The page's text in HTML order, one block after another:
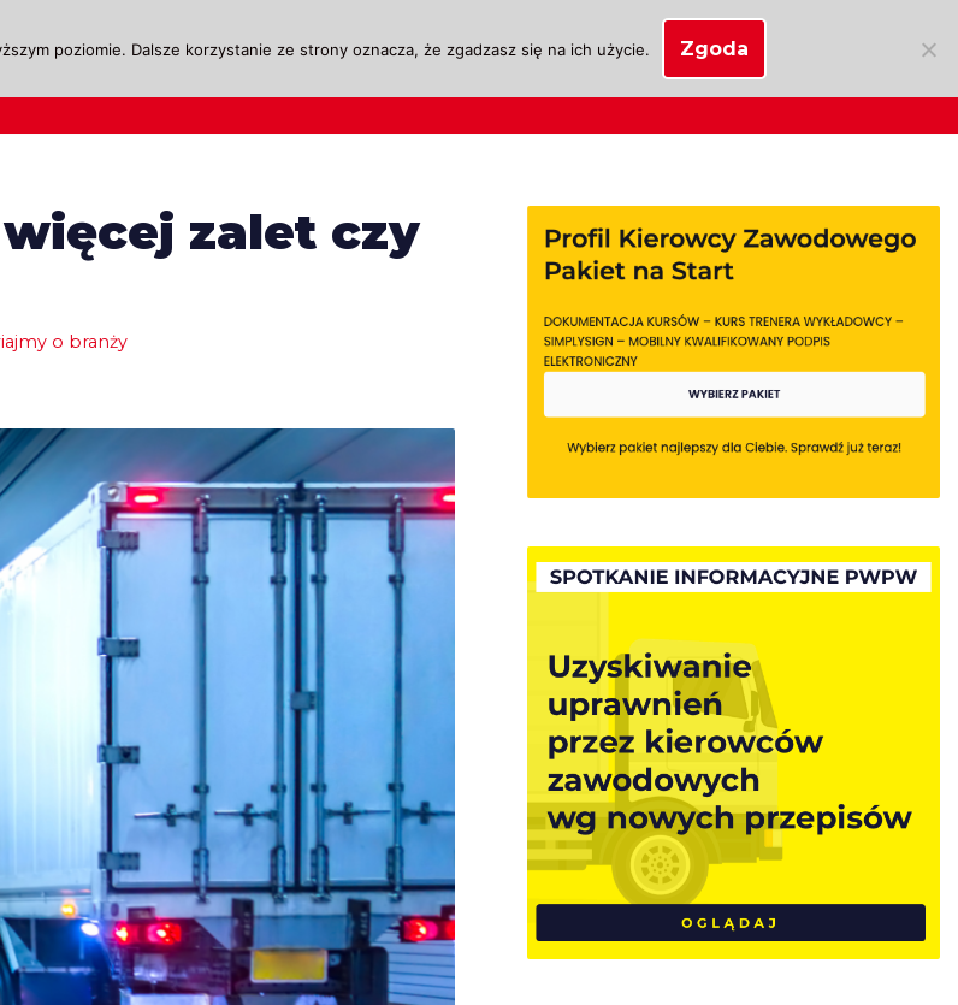
zalet czy
o branży
poziomie. Dalsze korzystanie ze strony oznacza, że zgadzasz się na ich użycie. Zgoda